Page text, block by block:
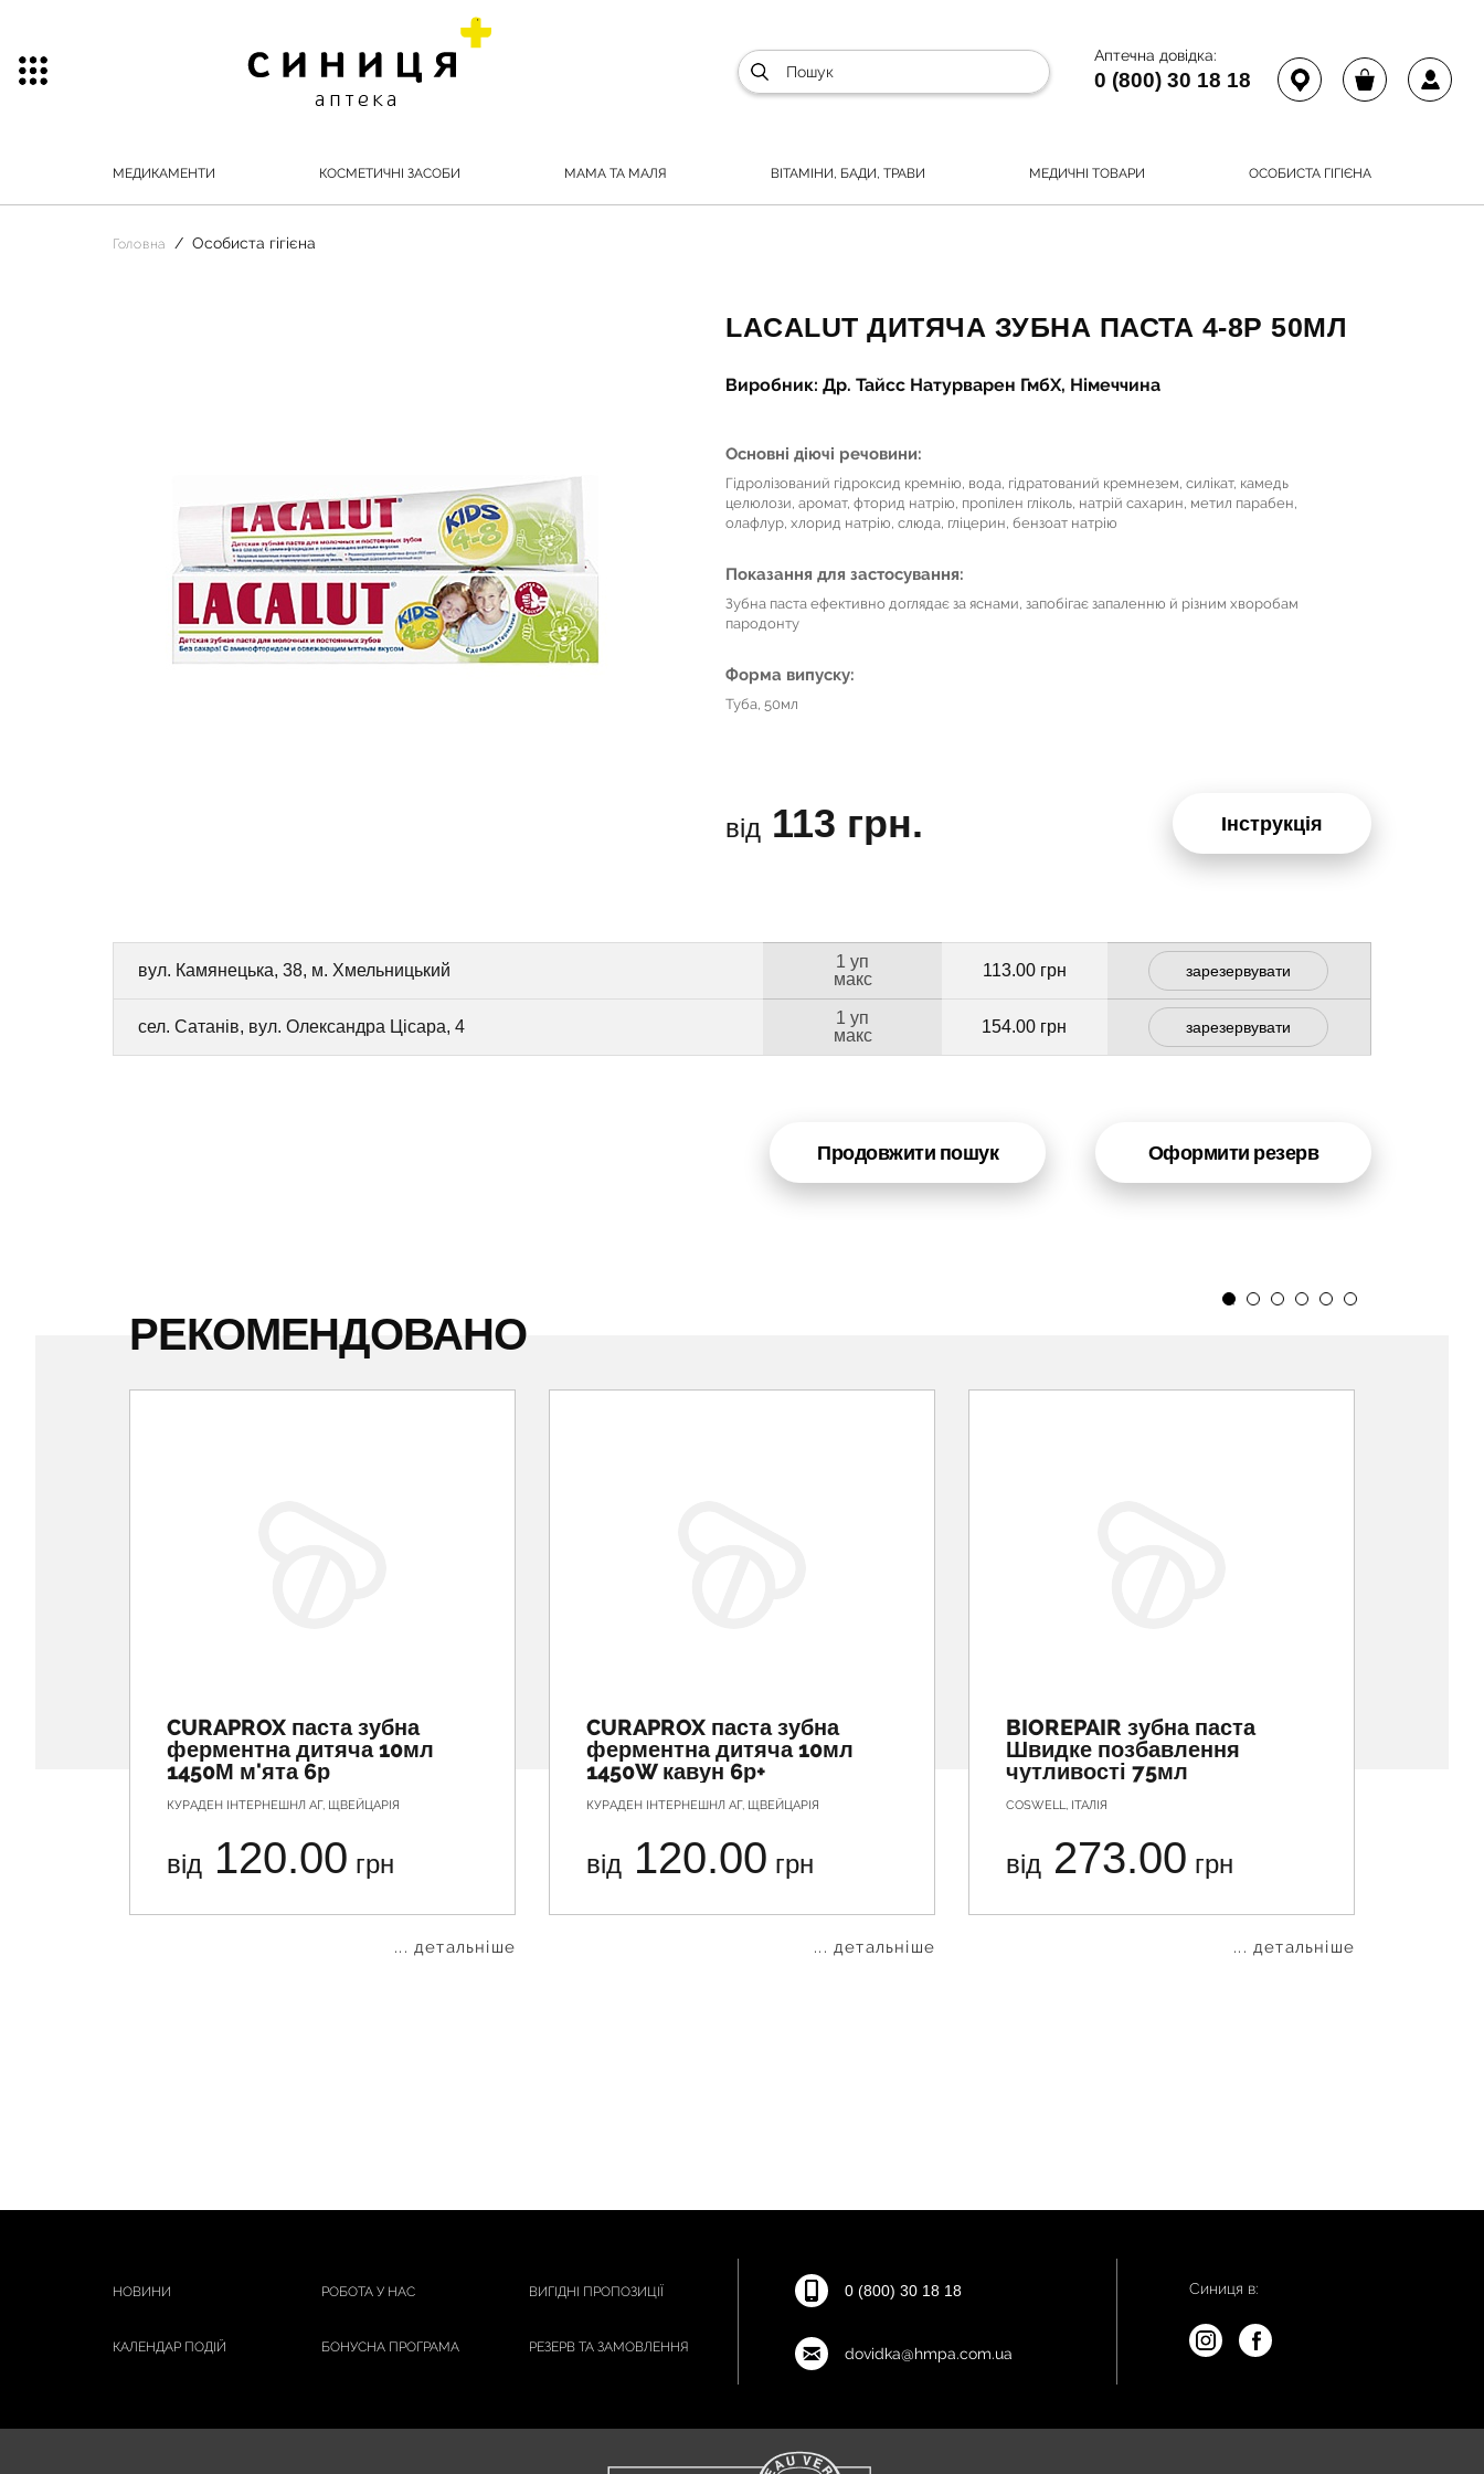
Аптечна довідка:
0 (800) 30 18 18
МЕДИКАМЕНТИ КОСМЕТИЧНІ ЗАСОБИ МАМА ТА МАЛЯ ВІТАМІНИ, БАДИ, ТРАВИ МЕДИЧНІ ТОВАРИ ОСОБИСТА ГІГІЄНА
Головна Особиста гігієна
LACALUT ДИТЯЧА ЗУБНА ПАСТА 4-8Р 50МЛ
Виробник: Др. Тайсс Натурварен ГмбХ, Німеччина
Основні діючі речовини:
Гідролізований гідроксид кремнію, вода, гідратований кремнезем, силікат, камедь
целюлози, аромат, фторид натрію, пропілен гліколь, натрій сахарин, метил парабен,
олафлур, хлорид натрію, слюда, гліцерин, бензоат натрію
Показання для застосування:
Зубна паста ефективно доглядає за яснами, запобігає запаленню й різним хворобам
пародонту
Форма випуску:
Туба, 50мл
від 113 грн. Інструкція
вул. Камянецька, 38, м. Хмельницький
1 уп
макс
113.00 грн зарезервувати
сел. Сатанів, вул. Олександра Цісара, 4
1 уп
макс
154.00 грн зарезервувати
Продовжити пошук Оформити резерв
РЕКОМЕНДОВАНО
CURAPROX паста зубна
ферментна дитяча 10мл
1450М м'ята 6р
КУРАДЕН ІНТЕРНЕШНЛ АГ, ЩВЕЙЦАРІЯ
від 120.00 грн
... детальніше
CURAPROX паста зубна
ферментна дитяча 10мл
1450W кавун 6р+
КУРАДЕН ІНТЕРНЕШНЛ АГ, ЩВЕЙЦАРІЯ
від 120.00 грн
... детальніше
BIOREPAIR зубна паста
Швидке позбавлення
чутливості 75мл
COSWELL, ІТАЛІЯ
від 273.00 грн
... детальніше
НОВИНИ РОБОТА У НАС ВИГІДНІ ПРОПОЗИЦІЇ
КАЛЕНДАР ПОДІЙ БОНУСНА ПРОГРАМА РЕЗЕРВ ТА ЗАМОВЛЕННЯ
0 (800) 30 18 18
dovidka@hmpa.com.ua
Синиця в: